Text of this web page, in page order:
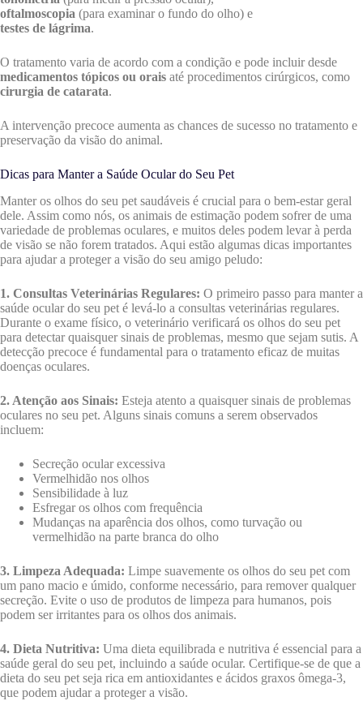
oftalmoscopia (para examinar o fundo do olho) e
testes de lágrima.
O tratamento varia de acordo com a condição e pode incluir desde
medicamentos tópicos ou orais até procedimentos cirúrgicos, como
cirurgia de catarata.
A intervenção precoce aumenta as chances de sucesso no tratamento e
preservação da visão do animal.
Dicas para Manter a Saúde Ocular do Seu Pet
Manter os olhos do seu pet saudáveis é crucial para o bem-estar geral
dele. Assim como nós, os animais de estimação podem sofrer de uma
variedade de problemas oculares, e muitos deles podem levar à perda
de visão se não forem tratados. Aqui estão algumas dicas importantes
para ajudar a proteger a visão do seu amigo peludo:
1. Consultas Veterinárias Regulares: O primeiro passo para manter a
saúde ocular do seu pet é levá-lo a consultas veterinárias regulares.
Durante o exame físico, o veterinário verificará os olhos do seu pet
para detectar quaisquer sinais de problemas, mesmo que sejam sutis. A
detecção precoce é fundamental para o tratamento eficaz de muitas
doenças oculares.
2. Atenção aos Sinais: Esteja atento a quaisquer sinais de problemas
oculares no seu pet. Alguns sinais comuns a serem observados
incluem:
Secreção ocular excessiva
Vermelhidão nos olhos
Sensibilidade à luz
Esfregar os olhos com frequência
Mudanças na aparência dos olhos, como turvação ou
vermelhidão na parte branca do olho
3. Limpeza Adequada: Limpe suavemente os olhos do seu pet com
um pano macio e úmido, conforme necessário, para remover qualquer
secreção. Evite o uso de produtos de limpeza para humanos, pois
podem ser irritantes para os olhos dos animais.
4. Dieta Nutritiva: Uma dieta equilibrada e nutritiva é essencial para a
saúde geral do seu pet, incluindo a saúde ocular. Certifique-se de que a
dieta do seu pet seja rica em antioxidantes e ácidos graxos ômega-3,
que podem ajudar a proteger a visão.